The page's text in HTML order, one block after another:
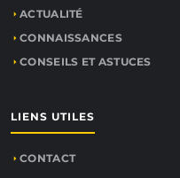
ACTUALITÉ
CONNAISSANCES
CONSEILS ET ASTUCES
LIENS UTILES
CONTACT